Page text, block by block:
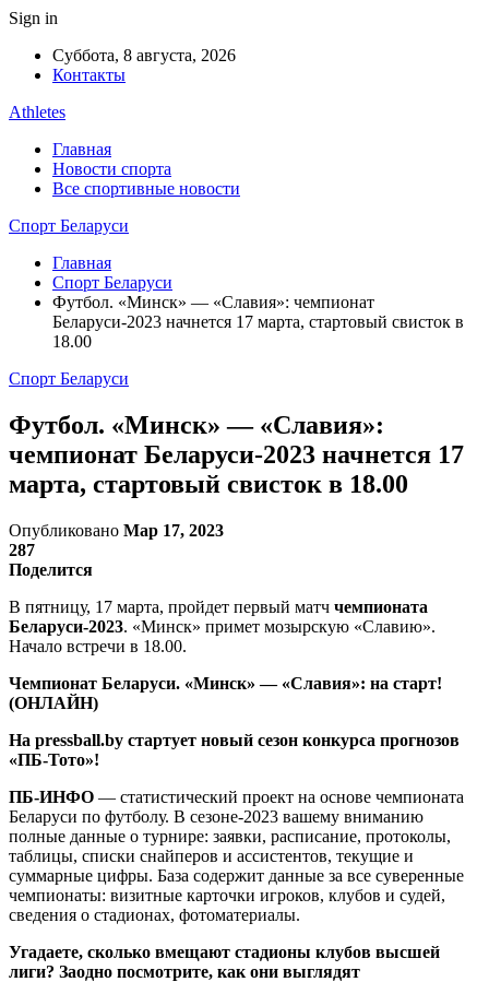
Sign in
Суббота, 8 августа, 2026
Контакты
Athletes
Главная
Новости спорта
Все спортивные новости
Спорт Беларуси
Главная
Спорт Беларуси
Футбол. «Минск» — «Славия»: чемпионат
Беларуси-2023 начнется 17 марта, стартовый свисток в
18.00
Спорт Беларуси
Футбол. «Минск» — «Славия»:
чемпионат Беларуси-2023 начнется 17
марта, стартовый свисток в 18.00
Опубликовано Мар 17, 2023
287
Поделится
В пятницу, 17 марта, пройдет первый матч чемпионата
Беларуси-2023. «Минск» примет мозырскую «Славию».
Начало встречи в 18.00.
Чемпионат Беларуси. «Минск» — «Славия»: на старт!
(ОНЛАЙН)
На pressball.by стартует новый сезон конкурса прогнозов
«ПБ-Тото»!
ПБ-ИНФО — статистический проект на основе чемпионата
Беларуси по футболу. В сезоне-2023 вашему вниманию
полные данные о турнире: заявки, расписание, протоколы,
таблицы, списки снайперов и ассистентов, текущие и
суммарные цифры. База содержит данные за все суверенные
чемпионаты: визитные карточки игроков, клубов и судей,
сведения о стадионах, фотоматериалы.
Угадаете, сколько вмещают стадионы клубов высшей
лиги? Заодно посмотрите, как они выглядят